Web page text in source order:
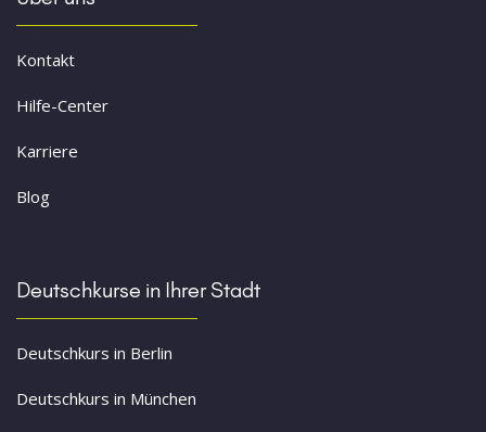
Kontakt
Hilfe-Center
Karriere
Blog
Deutschkurse in Ihrer Stadt
Deutschkurs in Berlin
Deutschkurs in München